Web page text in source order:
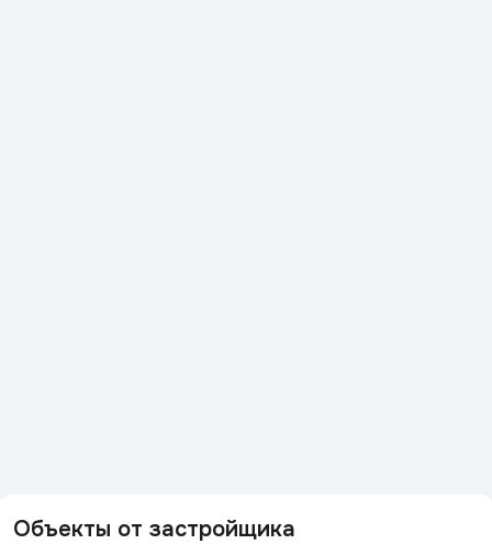
Объекты от застройщика